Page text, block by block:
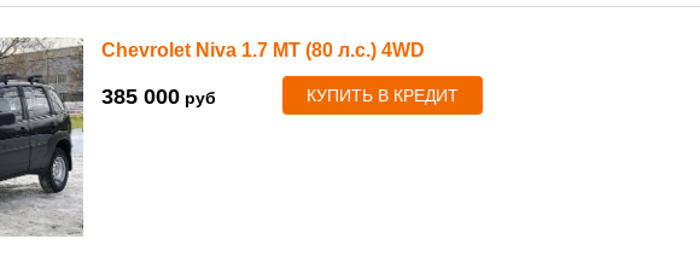
Chevrolet Niva 1.7 MT (80 л.с.) 4WD
385 000 руб КУПИТЬ В КРЕДИТ